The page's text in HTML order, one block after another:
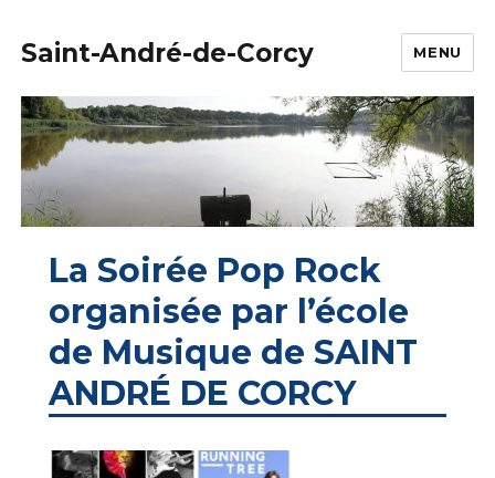
Saint-André-de-Corcy MENU
La Soirée Pop Rock
organisée par l’école
de Musique de SAINT
ANDRÉ DE CORCY